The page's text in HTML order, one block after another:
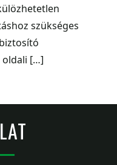
szükséges
oldali […]